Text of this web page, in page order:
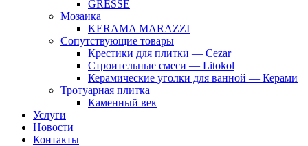
GRESSE
Мозаика
KERAMA MARAZZI
Сопутствующие товары
Крестики для плитки — Cezar
Строительные смеси — Litokol
Керамические уголки для ванной — Керами
Тротуарная плитка
Каменный век
Услуги
Новости
Контакты